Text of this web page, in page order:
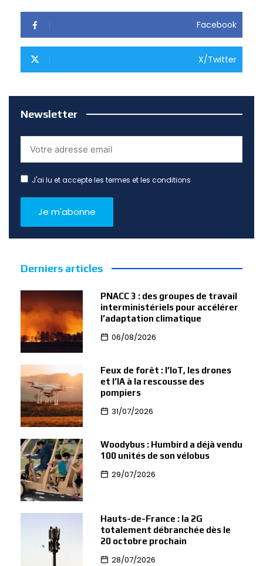
Facebook
X/Twitter
Newsletter
J'ai lu et accepte les termes et les conditions
Derniers articles
PNACC 3 : des groupes de travail
interministériels pour accélérer
l’adaptation climatique
06/08/2026
Feux de forêt : l’IoT, les drones
et l’IA à la rescousse des
pompiers
31/07/2026
Woodybus : Humbird a déjà vendu
100 unités de son vélobus
29/07/2026
Hauts-de-France : la 2G
totalement débranchée dès le
20 octobre prochain
28/07/2026